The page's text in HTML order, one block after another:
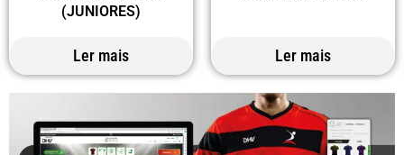
(JUNIORES)
Ler mais Ler mais